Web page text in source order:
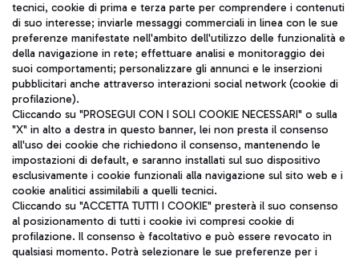
TRAVEL JOURNAL
ITA
Aeroporti di Roma S.p.A. - Società soggetta a direzione e
coordinamento di Mundys S.p.A.
Codice fiscale e Registro delle Imprese di Roma 13032990155 P.
IVA 06572251004
Capitale sociale 62.224.743,00 int. vers.
tecnici, cookie di prima e terza parte per comprendere i contenuti
di suo interesse; inviarle messaggi commerciali in linea con le sue
preferenze manifestate nell'ambito dell'utilizzo delle funzionalità e
della navigazione in rete; effettuare analisi e monitoraggio dei
suoi comportamenti; personalizzare gli annunci e le inserzioni
pubblicitari anche attraverso interazioni social network (cookie di
profilazione).
Cliccando su "PROSEGUI CON I SOLI COOKIE NECESSARI" o sulla
"X" in alto a destra in questo banner, lei non presta il consenso
all'uso dei cookie che richiedono il consenso, mantenendo le
impostazioni di default, e saranno installati sul suo dispositivo
esclusivamente i cookie funzionali alla navigazione sul sito web e i
cookie analitici assimilabili a quelli tecnici.
Cliccando su "ACCETTA TUTTI I COOKIE" presterà il suo consenso
al posizionamento di tutti i cookie ivi compresi cookie di
profilazione. Il consenso è facoltativo e può essere revocato in
qualsiasi momento. Potrà selezionare le sue preferenze per i